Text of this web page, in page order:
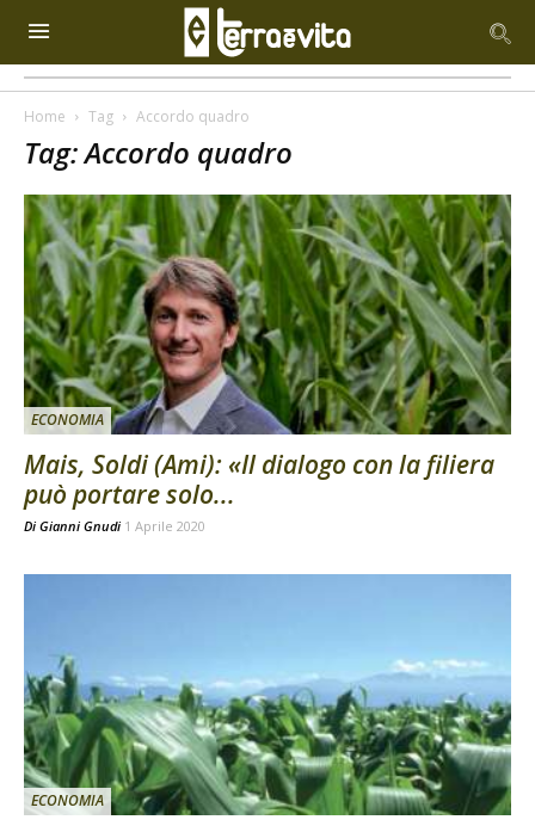
Home Tag Accordo quadro
Tag: Accordo quadro
ECONOMIA
Mais, Soldi (Ami): «Il dialogo con la filiera
può portare solo...
Di Gianni Gnudi 1 Aprile 2020
ECONOMIA